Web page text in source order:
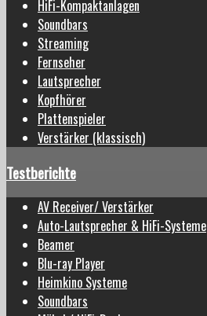
HiFi-Kompaktanlagen
Soundbars
Streaming
Fernseher
Lautsprecher
Kopfhörer
Plattenspieler
Verstärker (klassisch)
Testberichte
AV Receiver/ Verstärker
Auto-Lautsprecher & HiFi-Systeme
Beamer
Blu-ray Player
Heimkino Systeme
Soundbars